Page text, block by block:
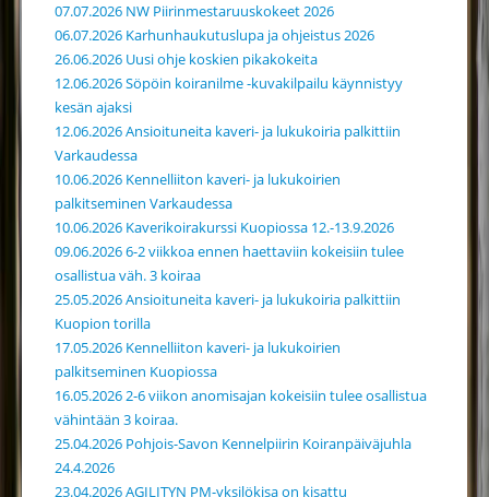
07.07.2026 NW Piirinmestaruuskokeet 2026
06.07.2026 Karhunhaukutuslupa ja ohjeistus 2026
26.06.2026 Uusi ohje koskien pikakokeita
12.06.2026 Söpöin koiranilme -kuvakilpailu käynnistyy
kesän ajaksi
12.06.2026 Ansioituneita kaveri- ja lukukoiria palkittiin
Varkaudessa
10.06.2026 Kennelliiton kaveri- ja lukukoirien
palkitseminen Varkaudessa
10.06.2026 Kaverikoirakurssi Kuopiossa 12.-13.9.2026
09.06.2026 6-2 viikkoa ennen haettaviin kokeisiin tulee
osallistua väh. 3 koiraa
25.05.2026 Ansioituneita kaveri- ja lukukoiria palkittiin
Kuopion torilla
17.05.2026 Kennelliiton kaveri- ja lukukoirien
palkitseminen Kuopiossa
16.05.2026 2-6 viikon anomisajan kokeisiin tulee osallistua
vähintään 3 koiraa.
25.04.2026 Pohjois-Savon Kennelpiirin Koiranpäiväjuhla
24.4.2026
23.04.2026 AGILITYN PM-yksilökisa on kisattu